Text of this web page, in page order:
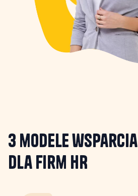
3 modele wsparcia
dla firm HR